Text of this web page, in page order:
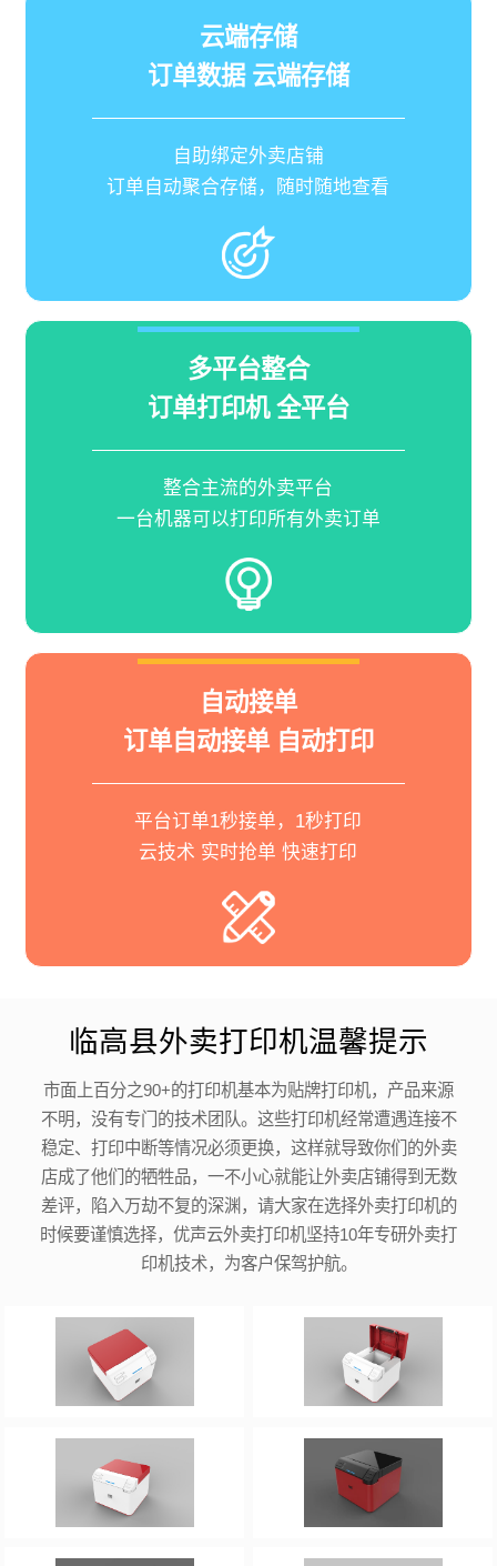
云端存储
订单数据 云端存储
自助绑定外卖店铺
订单自动聚合存储，随时随地查看
多平台整合
订单打印机 全平台
整合主流的外卖平台
一台机器可以打印所有外卖订单
自动接单
订单自动接单 自动打印
平台订单1秒接单，1秒打印
云技术 实时抢单 快速打印
临高县外卖打印机温馨提示
市面上百分之90+的打印机基本为贴牌打印机，产品来源
不明，没有专门的技术团队。这些打印机经常遭遇连接不
稳定、打印中断等情况必须更换，这样就导致你们的外卖
店成了他们的牺牲品，一不小心就能让外卖店铺得到无数
差评，陷入万劫不复的深渊，请大家在选择外卖打印机的
时候要谨慎选择，优声云外卖打印机坚持10年专研外卖打
印机技术，为客户保驾护航。